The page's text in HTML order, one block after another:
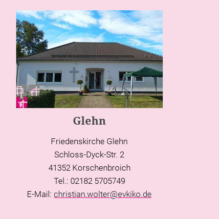
Glehn
Friedenskirche Glehn
Schloss-Dyck-Str. 2
41352 Korschenbroich
Tel.: 02182 5705749
E-Mail:christian.wolter@evkiko.de